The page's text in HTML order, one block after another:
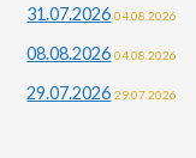
31.07.2026 04.08.2026
08.08.2026 04.08.2026
29.07.2026 29.07.2026